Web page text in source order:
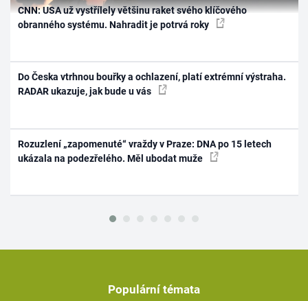
CNN: USA už vystřílely většinu raket svého klíčového
obranného systému. Nahradit je potrvá roky
Do Česka vtrhnou bouřky a ochlazení, platí extrémní výstraha.
RADAR ukazuje, jak bude u vás
Rozuzlení „zapomenuté“ vraždy v Praze: DNA po 15 letech
ukázala na podezřelého. Měl ubodat muže
Populární témata